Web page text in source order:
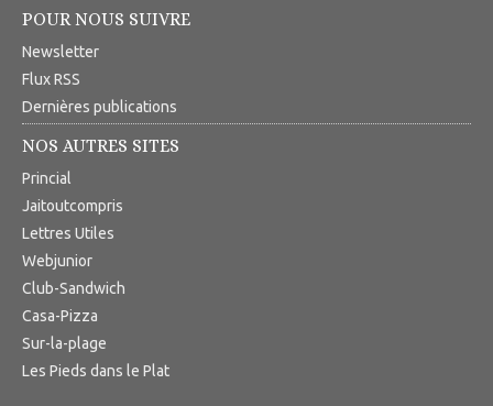
POUR NOUS SUIVRE
Newsletter
Flux RSS
Dernières publications
NOS AUTRES SITES
Princial
Jaitoutcompris
Lettres Utiles
Webjunior
Club-Sandwich
Casa-Pizza
Sur-la-plage
Les Pieds dans le Plat